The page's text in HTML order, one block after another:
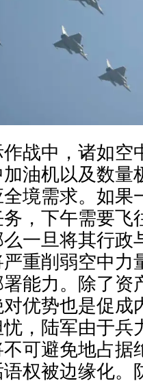
战中，诸如空
油机以及数量
境需求。如果
，下午需要飞
一旦将其行政
重削弱空中力
能力。除了资
优势也是促成
，陆军由于兵
可避免地占据
权被边缘化。